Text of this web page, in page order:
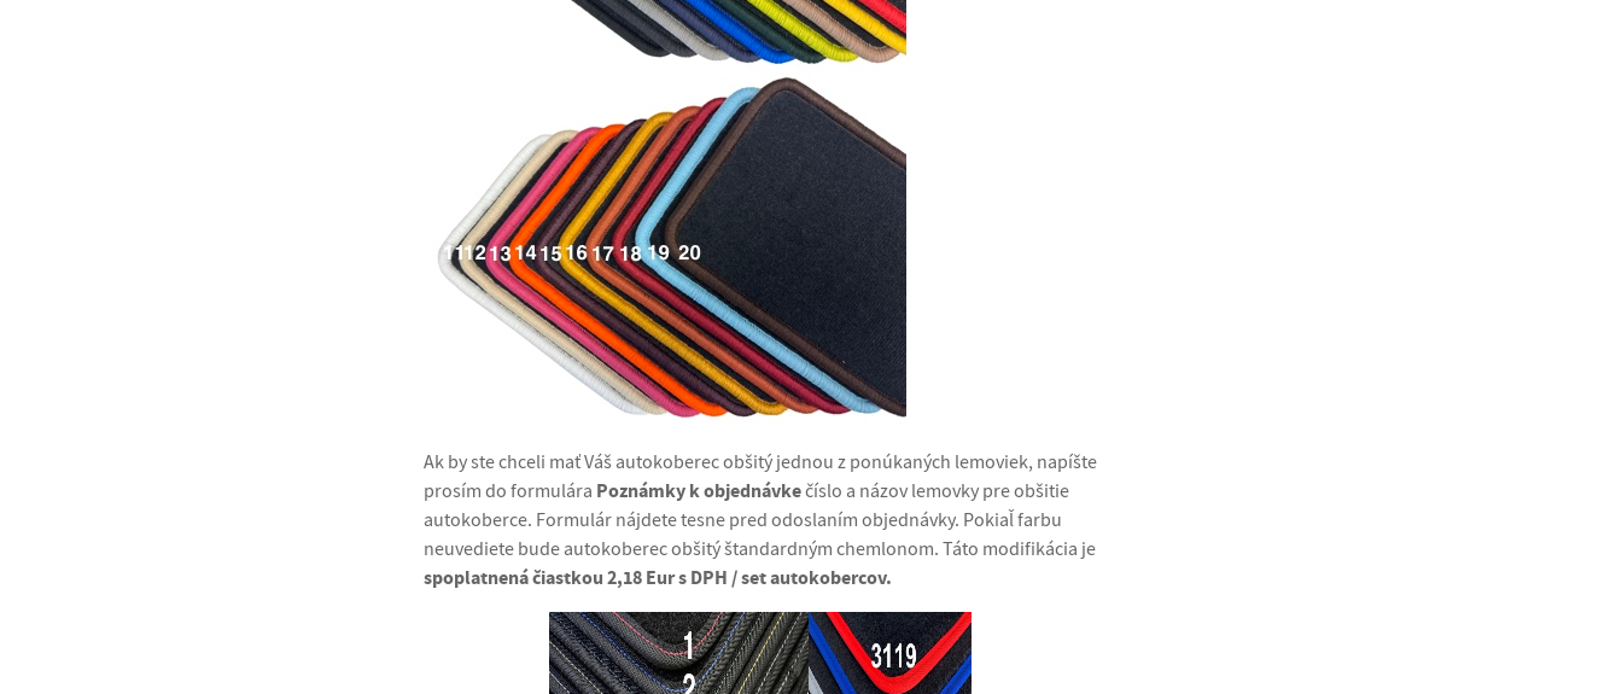
Ak by ste chceli mať Váš autokoberec obšitý jednou z ponúkaných lemoviek, napíšte
prosím do formulára Poznámky k objednávkečíslo a názov lemovky pre obšitie
autokoberce. Formulár nájdete tesne pred odoslaním objednávky. Pokiaľ farbu
neuvediete bude autokoberec obšitý štandardným chemlonom. Táto modifikácia je
spoplatnená čiastkou 2,18 Eur s DPH / set autokobercov.